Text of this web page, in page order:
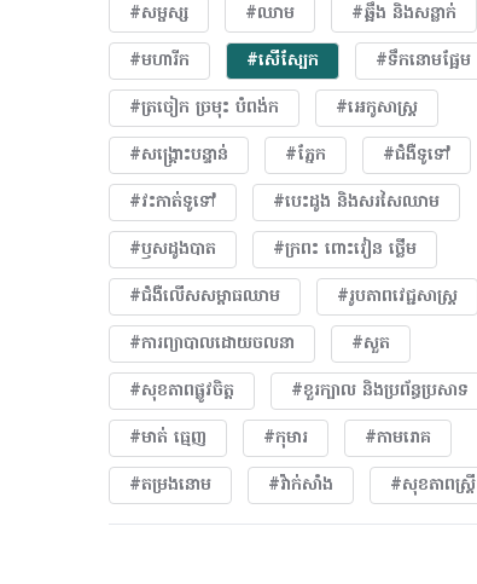
#សម្ផស្ស #ឈាម
#ឆ្អឹង និងសន្លាក់
#មហារីក​
#សើស្បែក
#ទឹកនោមផ្អែម
#ត្រចៀក ច្រមុះ បំពង់ក
#អេកូសាស្រ្ត
#សង្គ្រោះបន្ទាន់
#ភ្នែក​
#ជំងឺទូទៅ
#វះកាត់ទូទៅ
#បេះដូង​ និងសរសៃឈាម
#ឫសដូងបាត
#ក្រពះ ពោះវៀន ថ្លើម
#ជំងឺលើសសម្ពាធឈាម
#​រូបភាពវេជ្ជសាស្រ្ត
#ការព្យាបាលដោយ​ចលនា
#សួត
#សុខភាពផ្លូវចិត្ត
#ខួរក្បាល និងប្រព័ន្ធប្រសាទ
#មាត់ ធ្មេញ
#កុមារ
#កាមរោគ
#តម្រងនោម
#វ៉ាក់សាំង #សុខភាពស្រ្តី